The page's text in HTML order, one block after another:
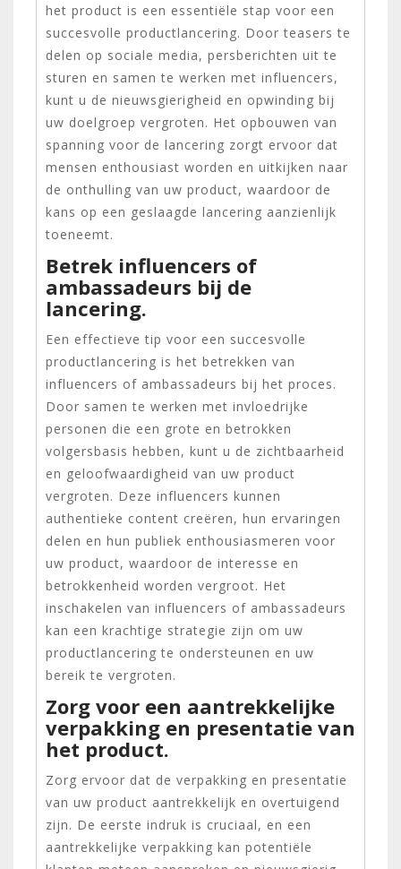
het product is een essentiële stap voor een
succesvolle productlancering. Door teasers te
delen op sociale media, persberichten uit te
sturen en samen te werken met influencers,
kunt u de nieuwsgierigheid en opwinding bij
uw doelgroep vergroten. Het opbouwen van
spanning voor de lancering zorgt ervoor dat
mensen enthousiast worden en uitkijken naar
de onthulling van uw product, waardoor de
kans op een geslaagde lancering aanzienlijk
toeneemt.
Betrek influencers of
ambassadeurs bij de
lancering.
Een effectieve tip voor een succesvolle
productlancering is het betrekken van
influencers of ambassadeurs bij het proces.
Door samen te werken met invloedrijke
personen die een grote en betrokken
volgersbasis hebben, kunt u de zichtbaarheid
en geloofwaardigheid van uw product
vergroten. Deze influencers kunnen
authentieke content creëren, hun ervaringen
delen en hun publiek enthousiasmeren voor
uw product, waardoor de interesse en
betrokkenheid worden vergroot. Het
inschakelen van influencers of ambassadeurs
kan een krachtige strategie zijn om uw
productlancering te ondersteunen en uw
bereik te vergroten.
Zorg voor een aantrekkelijke
verpakking en presentatie van
het product.
Zorg ervoor dat de verpakking en presentatie
van uw product aantrekkelijk en overtuigend
zijn. De eerste indruk is cruciaal, en een
aantrekkelijke verpakking kan potentiële